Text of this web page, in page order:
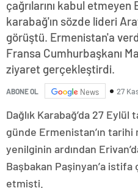
çağrılarını kabul etmeyen
karabağ'ın sözde lideri
görüştü. Ermenistan'a
Fransa Cumhurbaşkanı
ziyaret gerçekleştirdi.
ABONE OL News 27
Dağlık Karabağ’da 27
günde Ermenistan’ın
yenilginin ardından
Başbakan Paşinyan’a istifa
etmişti.